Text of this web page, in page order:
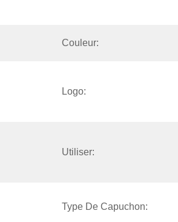
Couleur:
Logo:
Utiliser:
Type De Capuchon: